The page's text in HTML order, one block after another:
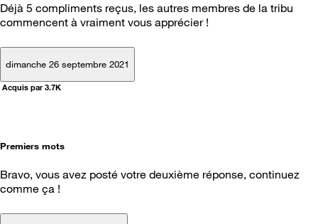
Déjà 5 compliments reçus, les autres membres de la tribu
commencent à vraiment vous apprécier !
dimanche 26 septembre 2021
Acquis par 3.7K
Premiers mots
Bravo, vous avez posté votre deuxième réponse, continuez
comme ça !